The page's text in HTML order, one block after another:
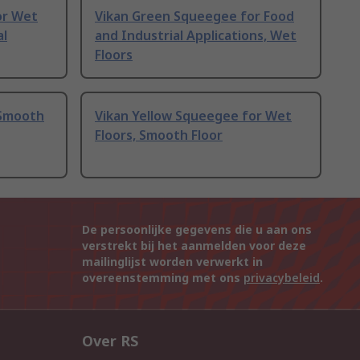
Wet
Vikan Green Squeegee for Food
and Industrial Applications, Wet
Floors
Vikan Yellow Squeegee for Wet
Floors, Smooth Floor
De persoonlijke gegevens die u aan ons
verstrekt bij het aanmelden voor deze
mailinglijst worden verwerkt in
overeenstemming met ons privacybeleid.
Over RS